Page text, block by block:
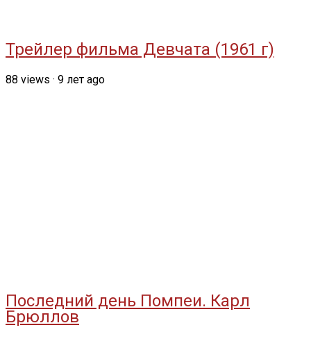
Трейлер фильма Девчата (1961 г)
88 views · 9 лет ago
Последний день Помпеи. Карл
Брюллов